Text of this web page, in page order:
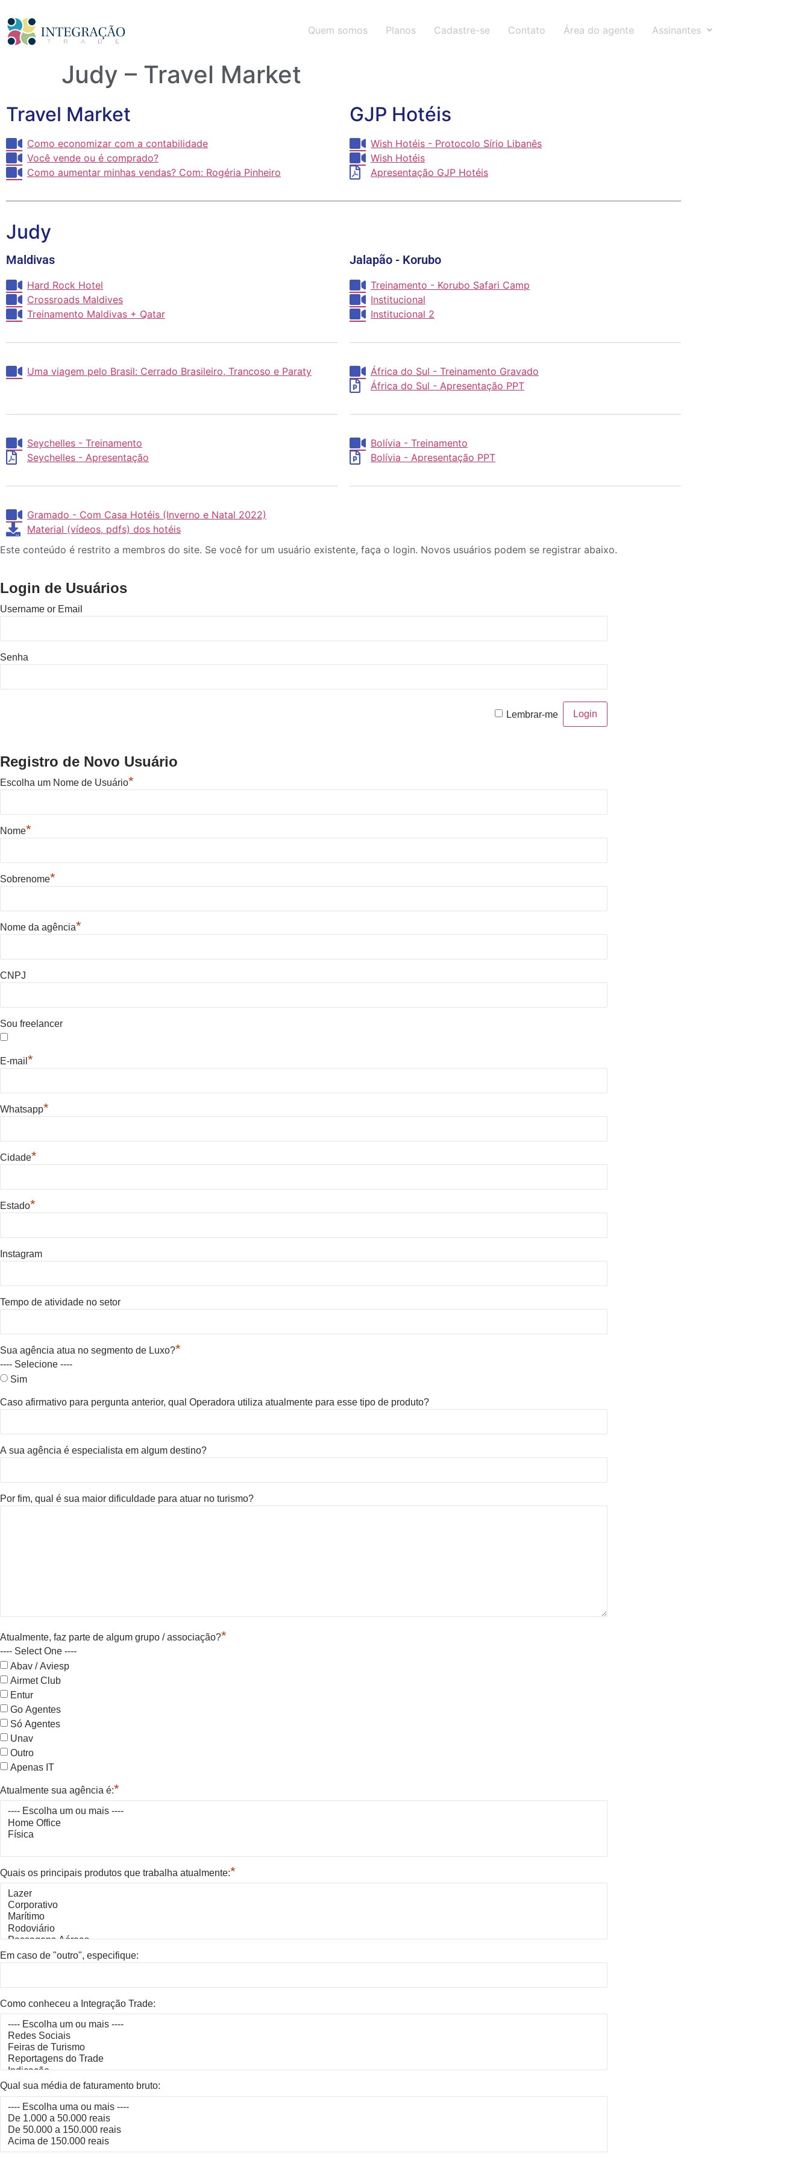
Quem somos Planos Cadastre-se Contato Área do agente Assinantes
Judy – Travel Market
Travel Market
Como economizar com a contabilidade
Você vende ou é comprado?
Como aumentar minhas vendas? Com: Rogéria Pinheiro
GJP Hotéis
Wish Hotéis - Protocolo Sírio Libanês
Wish Hotéis
Apresentação GJP Hotéis
Judy
Maldivas
Hard Rock Hotel
Crossroads Maldives
Treinamento Maldivas + Qatar
Jalapão - Korubo
Treinamento - Korubo Safari Camp
Institucional
Institucional 2
Uma viagem pelo Brasil: Cerrado Brasileiro, Trancoso e Paraty
África do Sul - Treinamento Gravado
África do Sul - Apresentação PPT
Seychelles - Treinamento
Seychelles - Apresentação
Bolívia - Treinamento
Bolívia - Apresentação PPT
Gramado - Com Casa Hotéis (Inverno e Natal 2022)
Material (vídeos, pdfs) dos hotéis
Este conteúdo é restrito a membros do site. Se você for um usuário existente, faça o login. Novos usuários podem se registrar abaixo.
Login de Usuários
Username or Email
Senha
Lembrar-me
Registro de Novo Usuário
Escolha um Nome de Usuário*
Nome*
Sobrenome*
Nome da agência*
CNPJ
Sou freelancer
E-mail *
Whatsapp*
Cidade*
Estado*
Instagram
Tempo de atividade no setor
Sua agência atua no segmento de Luxo?*
---- Selecione ----
Sim
Caso afirmativo para pergunta anterior, qual Operadora utiliza atualmente para esse tipo de produto?
A sua agência é especialista em algum destino?
Por fim, qual é sua maior dificuldade para atuar no turismo?
Atualmente, faz parte de algum grupo / associação?*
---- Select One ----
Abav / Aviesp
Airmet Club
Entur
Go Agentes
Só Agentes
Unav
Outro
Apenas IT
Atualmente sua agência é:*
Quais os principais produtos que trabalha atualmente:*
Em caso de "outro", especifique:
Como conheceu a Integração Trade:
Qual sua média de faturamento bruto: